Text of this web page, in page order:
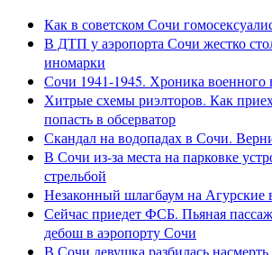
Как в советском Сочи
В ДТП у аэропорта Сочи жестко
иномарки
Сочи 1941-1945. Хроника военного
Хитрые схемы риэлторов. Как
попасть в обсерватор
Скандал на водопадах в Сочи.
В Сочи из-за места на парковке
стрельбой
Незаконный шлагбаум на Агурские
Сейчас приедет ФСБ. Пьяная
дебош в аэропорту Сочи
В Сочи девушка разбилась